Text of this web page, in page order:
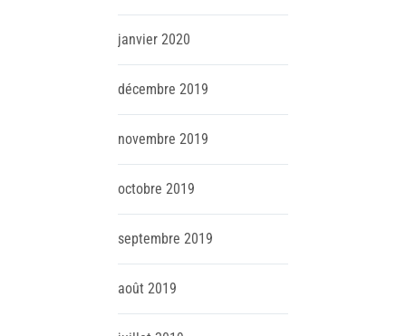
janvier 2020
décembre 2019
novembre 2019
octobre 2019
septembre 2019
août 2019